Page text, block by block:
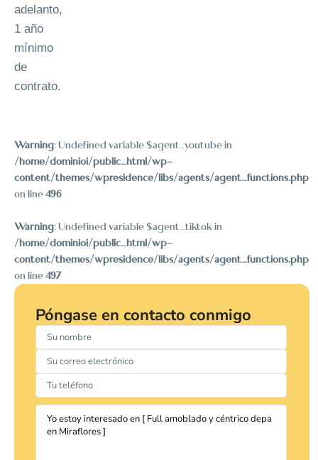
adelanto,
1 año
mínimo
de
contrato.
Warning: Undefined variable $agent_youtube in
/home/dominioi/public_html/wp-
content/themes/wpresidence/libs/agents/agent_functions.php
on line496
Warning: Undefined variable $agent_tiktok in
/home/dominioi/public_html/wp-
content/themes/wpresidence/libs/agents/agent_functions.php
on line497
Póngase en contacto conmigo